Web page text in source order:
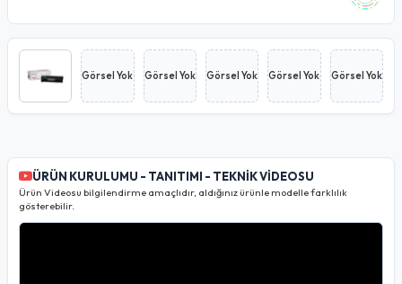
Görsel Yok Görsel Yok Görsel Yok Görsel Yok Görsel Yok
ÜRÜN KURULUMU - TANITIMI - TEKNİK VİDEOSU
Ürün Videosu bilgilendirme amaçlıdır, aldığınız ürünle modelle farklılık
gösterebilir.